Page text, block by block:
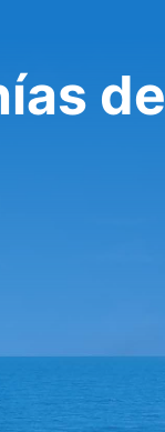
de